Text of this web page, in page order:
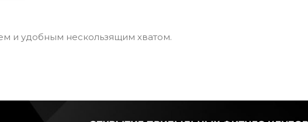
и удобным нескользящим хватом.